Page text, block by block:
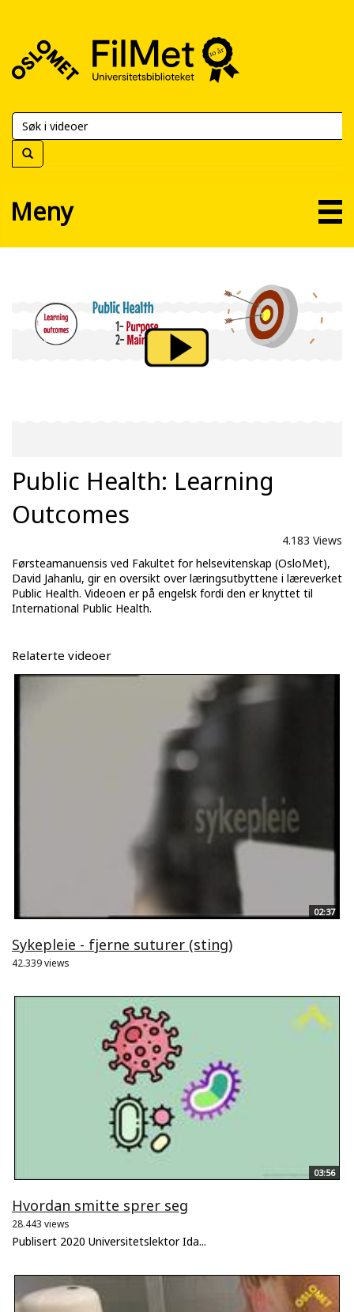
FilMet
Universitetsbiblioteket
Meny
Public Health: Learning
Outcomes
4.183 Views
Førsteamanuensis ved Fakultet for helsevitenskap (OsloMet),
David Jahanlu, gir en oversikt over læringsutbyttene i læreverket
Public Health. Videoen er på engelsk fordi den er knyttet til
International Public Health.
Relaterte videoer
02:37
Sykepleie - fjerne suturer (sting)
42.339 views
03:56
Hvordan smitte sprer seg
28.443 views
Publisert 2020 Universitetslektor Ida...